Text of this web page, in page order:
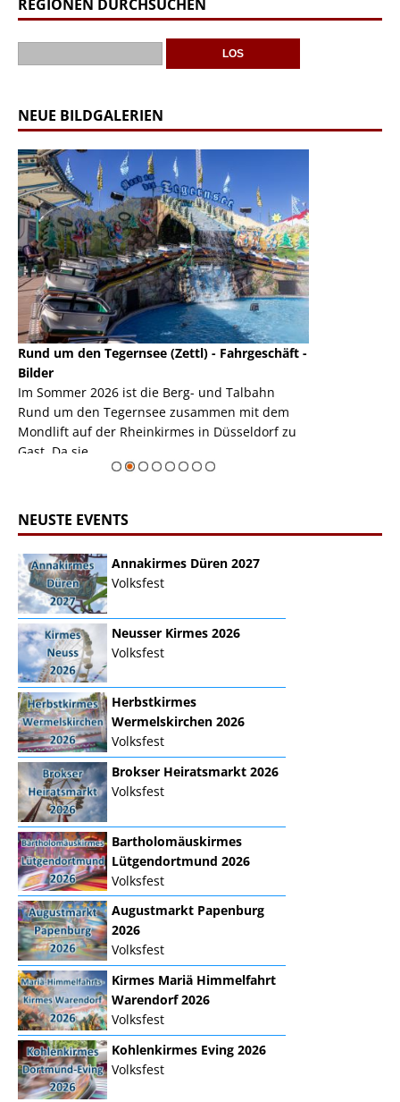
REGIONEN DURCHSUCHEN
NEUE BILDGALERIEN
Rund um den Tegernsee (Zettl) - Fahrgeschäft -
Bilder
Im Sommer 2026 ist die Berg- und Talbahn
Rund um den Tegernsee zusammen mit dem
Mondlift auf der Rheinkirmes in Düsseldorf zu
Gast. Da sie ...
NEUSTE EVENTS
Annakirmes Düren 2027
Volksfest
Neusser Kirmes 2026
Volksfest
Herbstkirmes
Wermelskirchen 2026
Volksfest
Brokser Heiratsmarkt 2026
Volksfest
Bartholomäuskirmes
Lütgendortmund 2026
Volksfest
Augustmarkt Papenburg
2026
Volksfest
Kirmes Mariä Himmelfahrt
Warendorf 2026
Volksfest
Kohlenkirmes Eving 2026
Volksfest